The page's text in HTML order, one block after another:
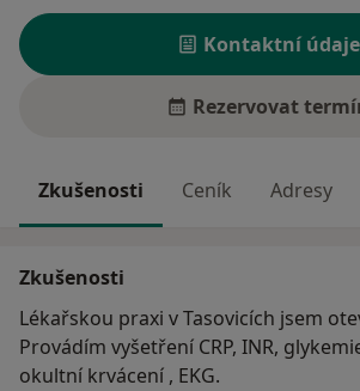
Kontaktní údaje
Rezervovat
Zkušenosti Ceník Adresy
Zkušenosti
Lékařskou praxi v Tasovicích jsem
Provádím vyšetření CRP, INR,
okultní krvácení , EKG.